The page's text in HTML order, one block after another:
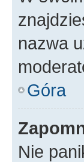
nazwa
Góra
Nie